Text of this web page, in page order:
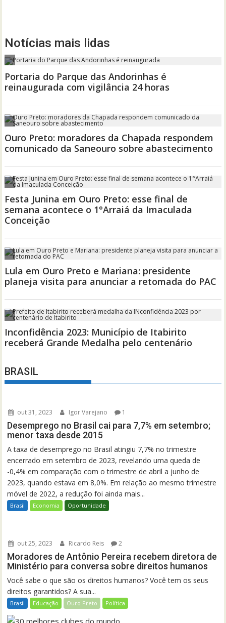
Notícias mais lidas
BRASIL
out 31, 2023 Igor Varejano 1
Desemprego no Brasil cai para 7,7% em setembro;
menor taxa desde 2015
A taxa de desemprego no Brasil atingiu 7,7% no trimestre
encerrado em setembro de 2023, revelando uma queda de
-0,4% em comparação com o trimestre de abril a junho de
2023, quando estava em 8,0%. Em relação ao mesmo trimestre
móvel de 2022, a redução foi ainda mais...
Brasil Economia Oportunidade
out 25, 2023 Ricardo Reis 2
Moradores de Antônio Pereira recebem diretora de
Ministério para conversa sobre direitos humanos
Você sabe o que são os direitos humanos? Você tem os seus
direitos garantidos? A sua...
Brasil Educação Ouro Preto Política